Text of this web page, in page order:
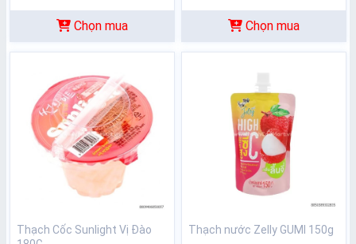
Chọn mua Chọn mua
Thạch Cốc Sunlight Vị Đào
Thạch nước Zelly GUMI 150g